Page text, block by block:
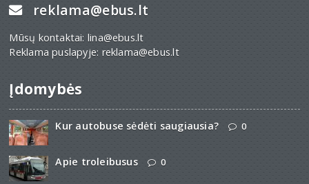
reklama@ebus.lt
Mūsų kontaktai: lina@ebus.lt
Reklama puslapyje: reklama@ebus.lt
Įdomybės
Kur autobuse sėdėti saugiausia? 0
Apie troleibusus 0